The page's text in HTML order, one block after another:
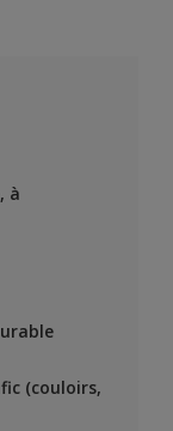
à
(couloirs,